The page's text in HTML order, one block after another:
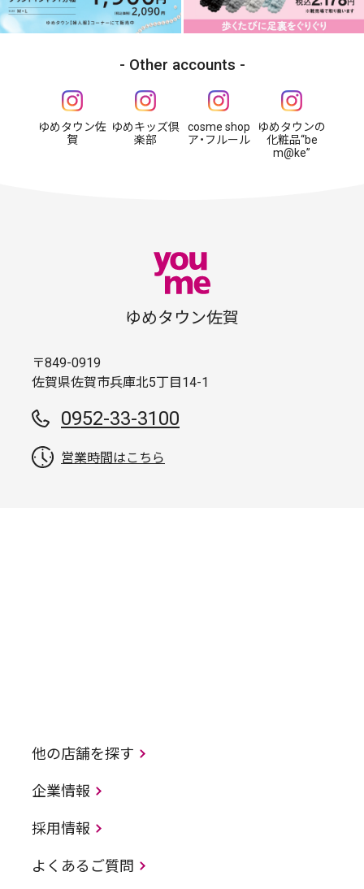
Other accounts
ゆめタウン佐
賀
ゆめキッズ倶
楽部
cosme shop
ア・フルール
ゆめタウンの
化粧品“be
m@ke”
ゆめタウン佐賀
〒849-0919
佐賀県佐賀市兵庫北5丁目14-1
0952-33-3100
営業時間はこちら
他の店舗を探す
企業情報
採用情報
よくあるご質問